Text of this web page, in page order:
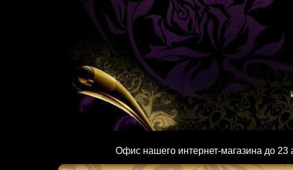
Офис нашего интернет-магазина до 23